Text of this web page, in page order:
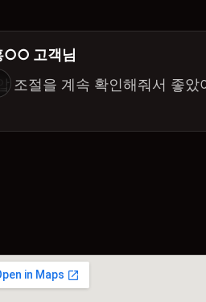
○○ 고객님
조절을 계속 확인해줘서 좋았